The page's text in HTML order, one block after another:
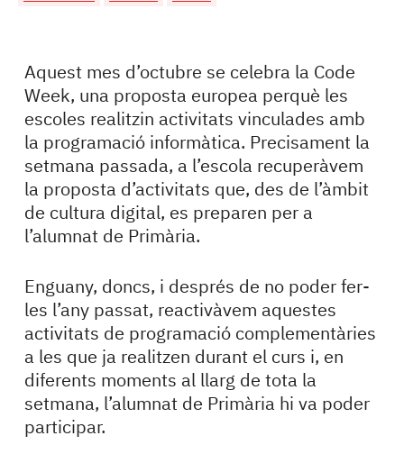
Aquest mes d’octubre se celebra la Code
Week, una proposta europea perquè les
escoles realitzin activitats vinculades amb
la programació informàtica. Precisament la
setmana passada, a l’escola recuperàvem
la proposta d’activitats que, des de l’àmbit
de cultura digital, es preparen per a
l’alumnat de Primària.
Enguany, doncs, i després de no poder fer-
les l’any passat, reactivàvem aquestes
activitats de programació complementàries
a les que ja realitzen durant el curs i, en
diferents moments al llarg de tota la
setmana, l’alumnat de Primària hi va poder
participar.